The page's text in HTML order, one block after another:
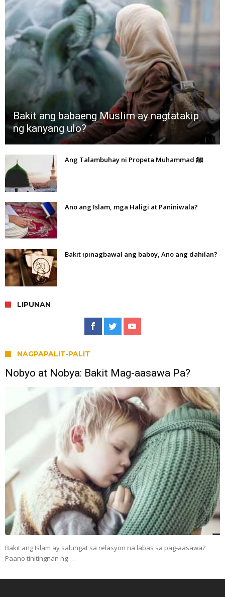
Bakit ang babaeng Muslim ay nagtatakip
ng kanyang ulo?
Ang Talambuhay ni Propeta Muhammad ﷺ
Ano ang Islam, mga Haligi at Paniniwala?
Bakit ipinagbawal ang baboy, Ano ang dahilan?
LIPUNAN
NAGPAPALIT-PALIT
Nobyo at Nobya: Bakit Mag-aasawa Pa?
Bakit ang Islam ay salungat sa relasyon na labas sa pag-aasawa?
Paano tinitingnan ng …